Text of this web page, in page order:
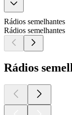
Rádios semelhantes
Rádios semelhantes
Rádios